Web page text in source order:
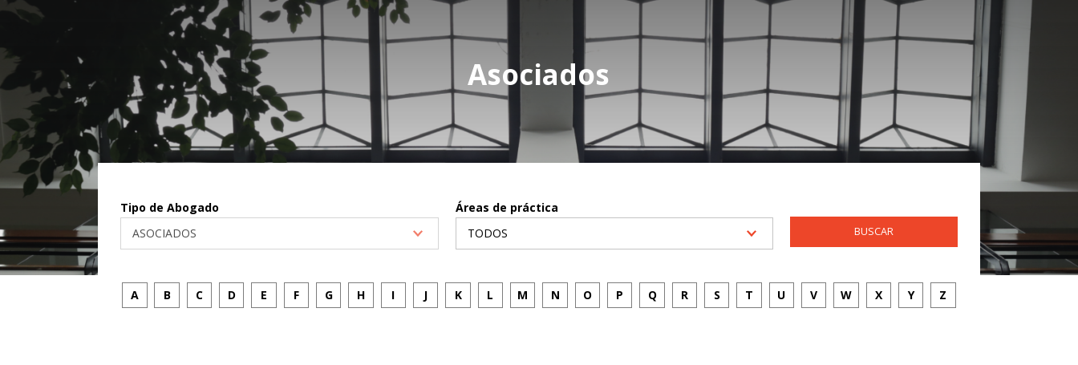
Asociados
Tipo de Abogado Áreas de práctica
A B C D E F G H I J K L M N O P Q R S T U V W X Y Z